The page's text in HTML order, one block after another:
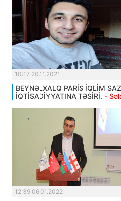
10:17 20.11.2021
BEYNƏLXALQ PARİS İQLİM
İQTİSADİYYATINA TƏSİRİ. -
12:39 06.01.2022